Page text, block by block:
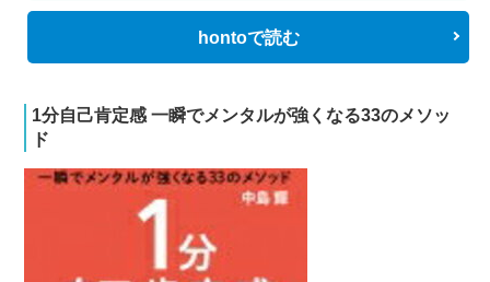
hontoで読む
1分自己肯定感 一瞬でメンタルが強くなる33のメソッ
ド